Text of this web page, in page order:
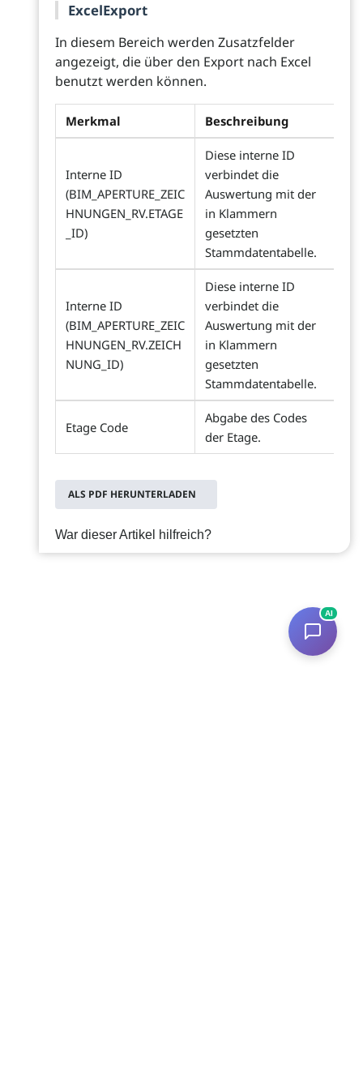
ExcelExport
In diesem Bereich werden Zusatzfelder
angezeigt, die über den Export nach Excel
benutzt werden können.
Merkmal Beschreibung
Interne ID
(BIM_APERTURE_ZEIC
HNUNGEN_RV.ETAGE
_ID)
Diese interne ID
verbindet die
Auswertung mit der
in Klammern
gesetzten
Stammdatentabelle.
Interne ID
(BIM_APERTURE_ZEIC
HNUNGEN_RV.ZEICH
NUNG_ID)
Diese interne ID
verbindet die
Auswertung mit der
in Klammern
gesetzten
Stammdatentabelle.
Etage Code
Abgabe des Codes
der Etage.
ALS PDF HERUNTERLADEN
War dieser Artikel hilfreich?
AI